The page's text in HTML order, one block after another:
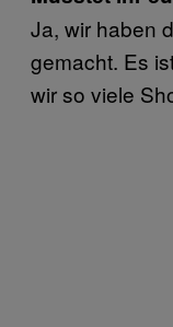
Ja, wir haben
gemacht. Es
wir so viele